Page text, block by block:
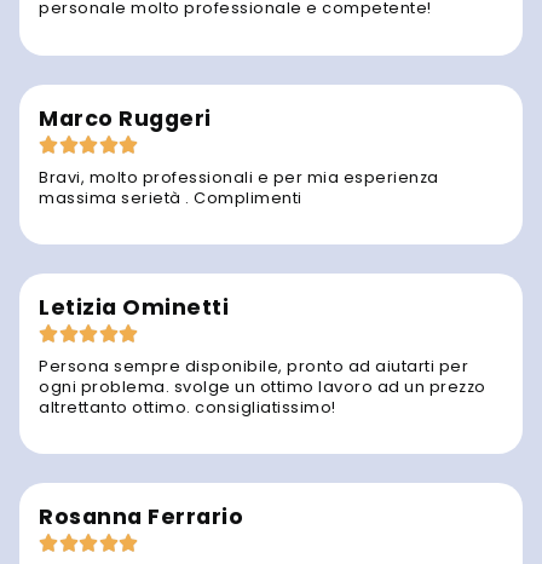
personale molto professionale e competente!
Marco Ruggeri
Bravi, molto professionali e per mia esperienza
massima serietà . Complimenti
Letizia Ominetti
Persona sempre disponibile, pronto ad aiutarti per
ogni problema. svolge un ottimo lavoro ad un prezzo
altrettanto ottimo. consigliatissimo!
Rosanna Ferrario